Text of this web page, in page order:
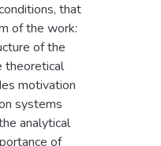
that
of the work:
of the
theoretical
motivation
systems
analytical
of